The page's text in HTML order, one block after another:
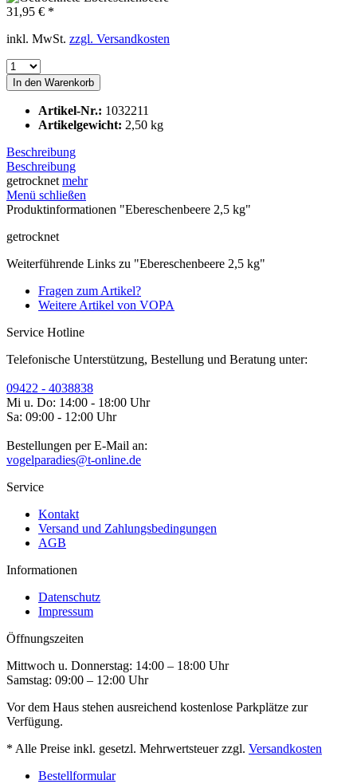
31,95 € *
inkl. MwSt. zzgl. Versandkosten
In den Warenkorb
Artikel-Nr.: 1032211
Artikelgewicht: 2,50 kg
Beschreibung
Beschreibung
getrocknet mehr
Menü schließen
Produktinformationen "Ebereschenbeere 2,5 kg"
getrocknet
Weiterführende Links zu "Ebereschenbeere 2,5 kg"
Fragen zum Artikel?
Weitere Artikel von VOPA
Service Hotline
Telefonische Unterstützung, Bestellung und Beratung unter:
09422 - 4038838
Mi u. Do: 14:00 - 18:00 Uhr
Sa: 09:00 - 12:00 Uhr
Bestellungen per E-Mail an:
vogelparadies@t-online.de
Service
Kontakt
Versand und Zahlungsbedingungen
AGB
Informationen
Datenschutz
Impressum
Öffnungszeiten
Mittwoch u. Donnerstag: 14:00 – 18:00 Uhr
Samstag: 09:00 – 12:00 Uhr
Vor dem Haus stehen ausreichend kostenlose Parkplätze zur
Verfügung.
* Alle Preise inkl. gesetzl. Mehrwertsteuer zzgl. Versandkosten
Bestellformular